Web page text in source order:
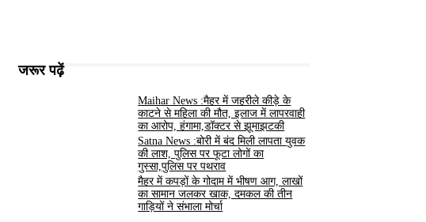
जरूर पढ़ें
Maihar News :मैहर में जहरीले कीड़े के
काटने से महिला की मौत, इलाज में लापरवाही
का आरोप, हंगामा,डॉक्टर से झूमाझटकी
Satna News :बोरी में बंद मिली लापता युवक
की लाश, पुलिस पर फूटा लोगों का
गुस्सा,पुलिस पर पथराव
मैहर में कपड़ों के गोदाम में भीषण आग, लाखों
का सामान जलकर खाक, दमकल की तीन
गाड़ियों ने संभाला मोर्चा